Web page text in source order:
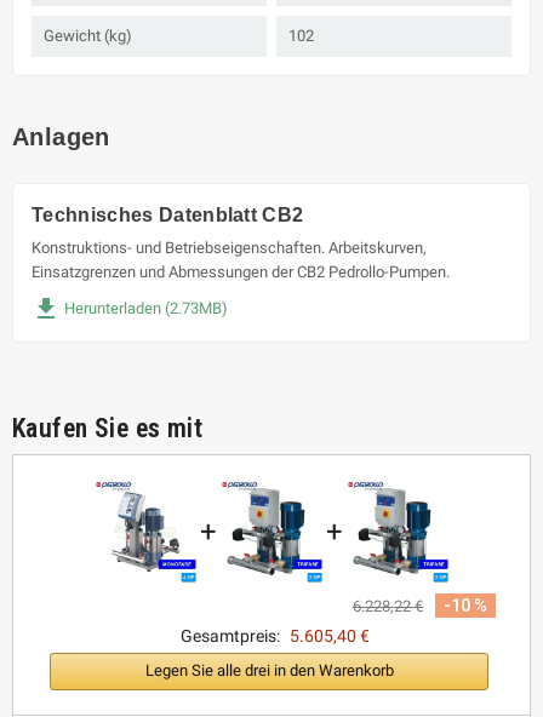
Gewicht (kg) 102
Anlagen
Technisches Datenblatt CB2
Konstruktions- und Betriebseigenschaften. Arbeitskurven,
Einsatzgrenzen und Abmessungen der CB2 Pedrollo-Pumpen.
file_download Herunterladen (2.73MB)
Kaufen Sie es mit
+ +
6.228,22 €
-10 %
Gesamtpreis: 5.605,40 €
Legen Sie alle drei in den Warenkorb